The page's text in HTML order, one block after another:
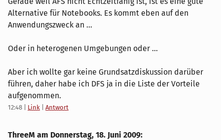
Alternative für Notebooks. Es kommt eben auf den
Anwendungszweck an ...
Oder in heterogenen Umgebungen oder ...
Aber ich wollte gar keine Grundsatzdiskussion darüber
führen, daher habe ich DFS ja in die Liste der Vorteile
aufgenommen.
12:48 Link Antwort
ThreeM am Donnerstag, 18. Juni 2009: